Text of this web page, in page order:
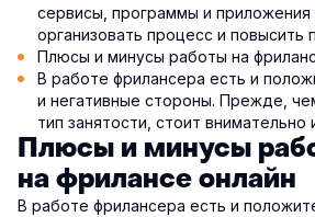
сервисы, программы и приложения
организовать процесс и повысить
Плюсы и минусы работы на
В работе фрилансера есть и
и негативные стороны. Прежде,
тип занятости, стоит внимательно
Плюсы и минусы
на фрилансе онлайн
В работе фрилансера есть и